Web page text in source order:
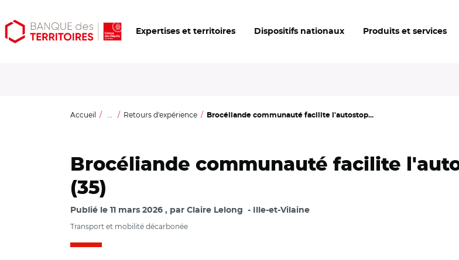
Aller
au
Aller
au
Ouvrir
les
Expertises et territoires Dispositifs nationaux Produits et services
Accueil ... Retours d'expérience Brocéliande communauté facilite l'autostop...
Brocéliande communauté facilite
(35)
Publié le 11 mars 2026 par Claire Lelong Ille-et-Vilaine
Transport et mobilité décarbonée